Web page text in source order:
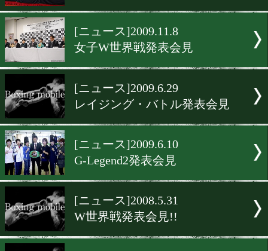
U-15全国大会開催!!
[ニュース]2010.7.28
[ニュース]2010.7.27
西岡、世界戦発表会見
[ニュース]2010.5.15
ボクシングの日、発表会見